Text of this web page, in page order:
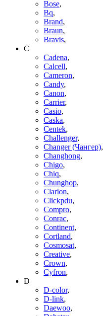
Bose,
Bq,
Brand,
Braun,
Bravis,
C
Cadena,
Calcell,
Cameron,
Candy,
Canon,
Carrier,
Casio,
Caska,
Centek,
Challenger,
Changer (Чангер),
Changhong,
Chigo,
Chiq,
Chunghop,
Clarion,
Clickpdu,
Compro,
Conrac,
Continent,
Cortland,
Cosmosat,
Creative,
Crown,
Cyfron,
D
D-color,
D-link,
Daewoo,